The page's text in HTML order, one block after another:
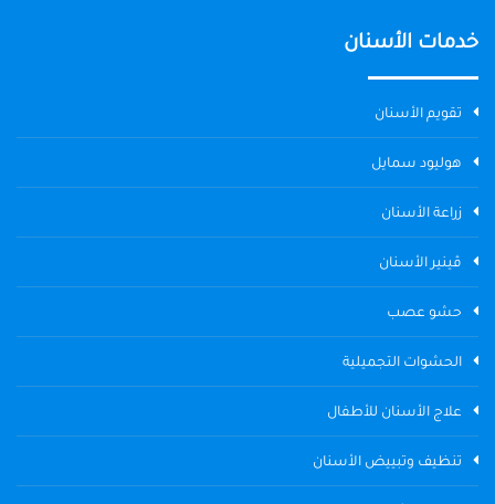
خدمات الأسنان
تقويم الأسنان
هوليود سمايل
زراعة الأسنان
ڤينير الأسنان
حشو عصب
الحشوات التجميلية
علاج الأسنان للأطفال
تنظيف وتبييض الأسنان